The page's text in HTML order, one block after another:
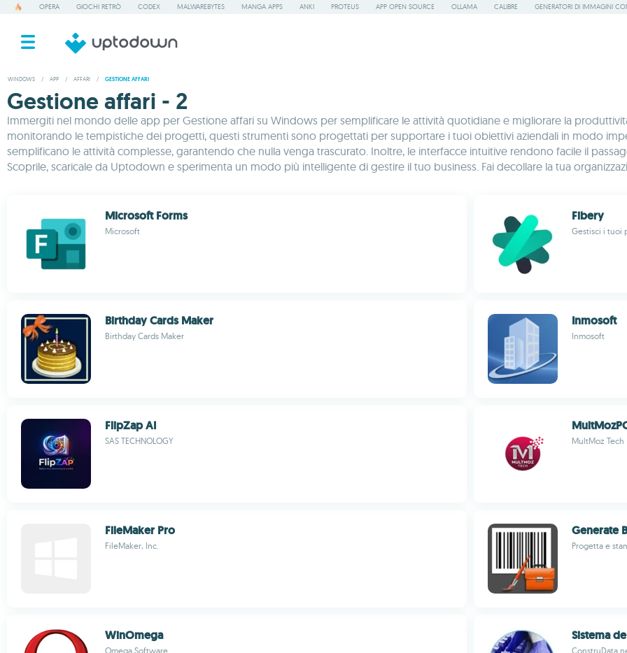
OPERA GIOCHI RETRÒ CODEX MALWAREBYTES MANGA APPS ANKI PROTEUS APP OPEN SOURCE OLLAMA CALIBRE GENERATORI DI IMMAGINI
WINDOWS / APP / AFFARI / GESTIONE AFFARI
Gestione affari - 2
Immergiti nel mondo delle app per Gestione affari su Windows per semplificare le attività quotidiane e migliorare la
monitorando le tempistiche dei progetti, questi strumenti sono progettati per supportare i tuoi obiettivi aziendali in modo
semplificano le attività complesse, garantendo che nulla venga trascurato. Inoltre, le interfacce intuitive rendono facile il
Scoprile, scaricale da Uptodown e sperimenta un modo più intelligente di gestire il tuo business. Fai decollare la tua
Microsoft Forms
Microsoft
Fibery
Gestisci i tuoi
Birthday Cards Maker
Birthday Cards Maker
Inmosoft
Inmosoft
FlipZap AI
SAS TECHNOLOGY MultMoz Tech
FileMaker Pro
FileMaker, Inc.
Generate
Progetta e
WinOmega
Omega Software
Sistema